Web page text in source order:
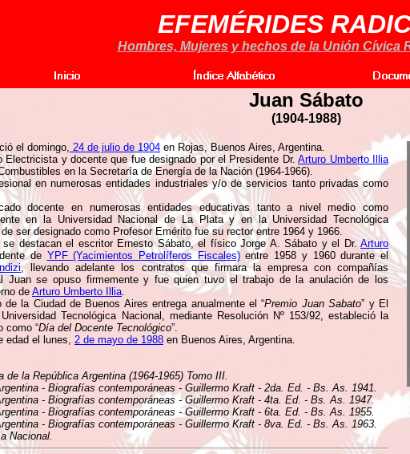
EFEMÉRIDES
Hombres, Mujeres y hechos de la Unión Cívica
Juan Sábato
(1904-1988)
el domingo, 24 de julio de 1904 en Rojas, Buenos Aires, Argentina.
Electricista y docente que fue designado por el Presidente Dr.Arturo Umberto Illia
en la Secretaría de Energía de la Nación (1964-1966).
en numerosas entidades industriales y/o de servicios tanto privadas como
docente en numerosas entidades educativas tanto a nivel medio como
en la Universidad Nacional de La Plata y en la Universidad Tecnológica
ser designado como Profesor Emérito fue su rector entre 1964 y 1966.
se destacan el escritor Ernesto Sábato, el físico Jorge A. Sábato y el Dr.Arturo
de YPF (Yacimientos Petrolíferos Fiscales)entre 1958 y 1960 durante el
, llevando adelante los contratos que firmara la empresa con compañías
Juan se opuso firmemente y fue quien tuvo el trabajo de la anulación de los
deArturo Umberto Illia.
de la Ciudad de Buenos Aires entrega anualmente el “Premio Juan Sabato” y El
Tecnológica Nacional, mediante Resolución Nº 153/92, estableció la
como “Día del Docente Tecnológico”.
edad el lunes, 2 de mayo de 1988 en Buenos Aires, Argentina.
de la República Argentina (1964-1965) Tomo III.
- Biografías contemporáneas - Guillermo Kraft - 2da. Ed. - Bs. As. 1941.
- Biografías contemporáneas - Guillermo Kraft - 4ta. Ed. - Bs. As. 1947.
- Biografías contemporáneas - Guillermo Kraft - 6ta. Ed. - Bs. As. 1955.
- Biografías contemporáneas - Guillermo Kraft - 8va. Ed. - Bs. As. 1963.
Nacional.